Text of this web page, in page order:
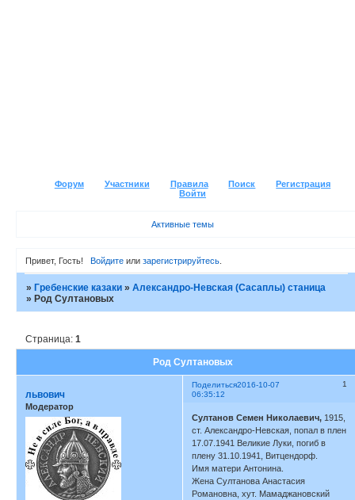
Форум Участники Правила Поиск
Регистрация
Войти
Активные темы
Привет, Гость! Войдитеили зарегистрируйтесь.
»Гребенские казаки »Александро-Невская (Сасаплы) станица
»Род Султановых
Род Султановых
Страница:1
Поделиться 1
2016-10-07
06:35:12
львович
Модератор
Султанов Семен Николаевич, 1915,
ст. Александро-Невская, попал в плен
17.07.1941 Великие Луки, погиб в
плену 31.10.1941, Витцендорф.
Имя матери Антонина.
Жена Султанова Анастасия
Романовна, хут. Мамаджановский